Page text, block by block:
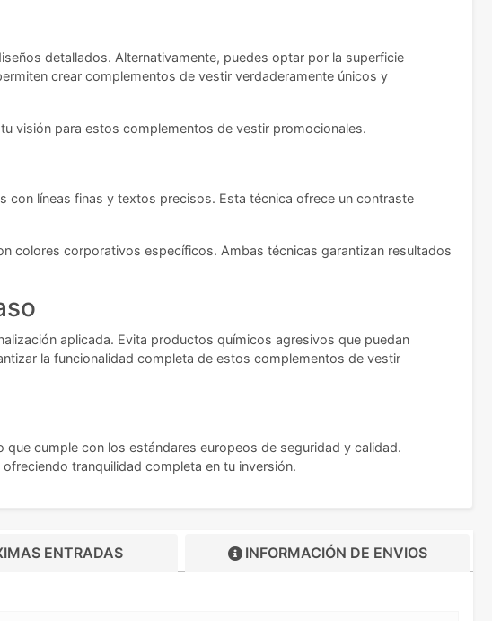
detallados. Alternativamente, puedes optar por la superficie
crear complementos de vestir verdaderamente únicos y
visión para estos complementos de vestir promocionales.
con líneas finas y textos precisos. Esta técnica ofrece un contraste
colores corporativos específicos. Ambas técnicas garantizan resultados
aplicada. Evita productos químicos agresivos que puedan
la funcionalidad completa de estos complementos de vestir
que cumple con los estándares europeos de seguridad y calidad.
tranquilidad completa en tu inversión.
ENTRADAS INFORMACIÓN DE ENVIOS